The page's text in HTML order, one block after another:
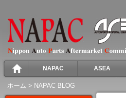
NAPAC ASEA
ホーム > NAPAC BLOG